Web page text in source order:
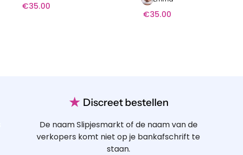
€35.00
€35.00
★ Discreet bestellen
De naam Slipjesmarkt of de naam van de
verkopers komt niet op je bankafschrift te
staan.